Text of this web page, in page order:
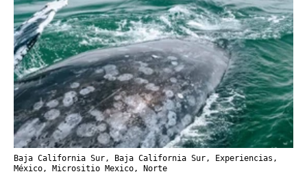
Baja California Sur, Baja California Sur, Experiencias ,
México, Micrositio Mexico, Norte